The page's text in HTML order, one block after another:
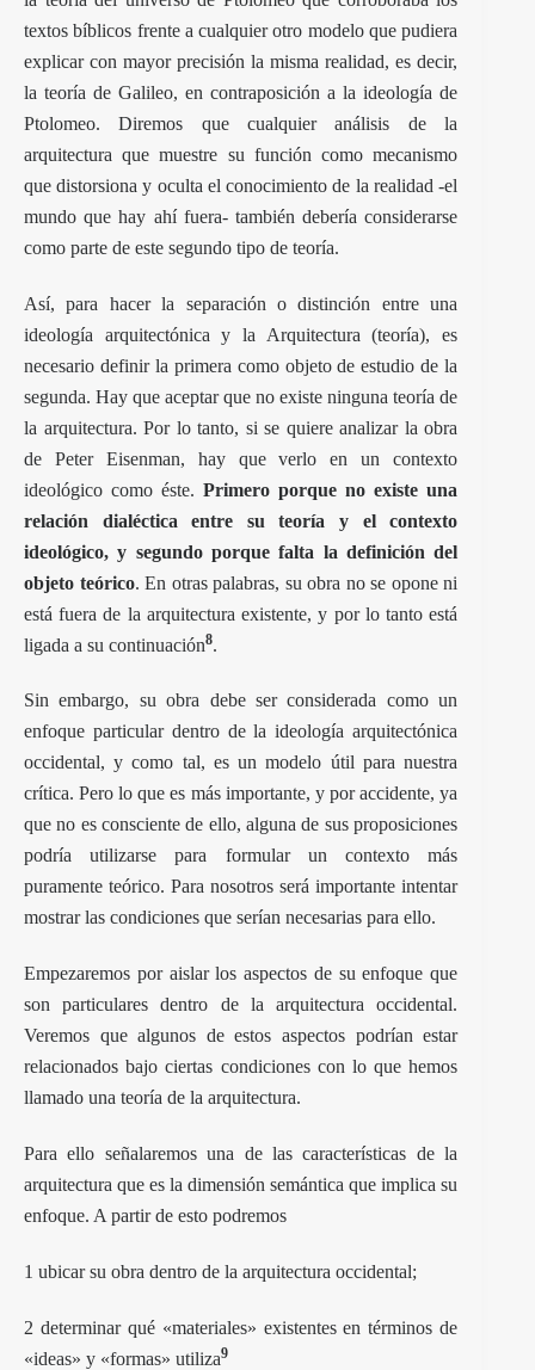
textos bíblicos frente a cualquier otro modelo que pudiera
explicar con mayor precisión la misma realidad, es decir,
la teoría de Galileo, en contraposición a la ideología de
Ptolomeo. Diremos que cualquier análisis de la
arquitectura que muestre su función como mecanismo
que distorsiona y oculta el conocimiento de la realidad -el
mundo que hay ahí fuera- también debería considerarse
como parte de este segundo tipo de teoría.
Así, para hacer la separación o distinción entre una
ideología arquitectónica y la Arquitectura (teoría), es
necesario definir la primera como objeto de estudio de la
segunda. Hay que aceptar que no existe ninguna teoría de
la arquitectura. Por lo tanto, si se quiere analizar la obra
de Peter Eisenman, hay que verlo en un contexto
ideológico como éste.Primero porque no existe una
relación dialéctica entre su teoría y el contexto
ideológico, y segundo porque falta la definición del
objeto teórico. En otras palabras, su obra no se opone ni
está fuera de la arquitectura existente, y por lo tanto está
ligada a su continuación8.
Sin embargo, su obra debe ser considerada como un
enfoque particular dentro de la ideología arquitectónica
occidental, y como tal, es un modelo útil para nuestra
crítica. Pero lo que es más importante, y por accidente, ya
que no es consciente de ello, alguna de sus proposiciones
podría utilizarse para formular un contexto más
puramente teórico. Para nosotros será importante intentar
mostrar las condiciones que serían necesarias para ello.
Empezaremos por aislar los aspectos de su enfoque que
son particulares dentro de la arquitectura occidental.
Veremos que algunos de estos aspectos podrían estar
relacionados bajo ciertas condiciones con lo que hemos
llamado una teoría de la arquitectura.
Para ello señalaremos una de las características de la
arquitectura que es la dimensión semántica que implica su
enfoque. A partir de esto podremos
1 ubicar su obra dentro de la arquitectura occidental;
2 determinar qué «materiales» existentes en términos de
«ideas» y «formas» utiliza9